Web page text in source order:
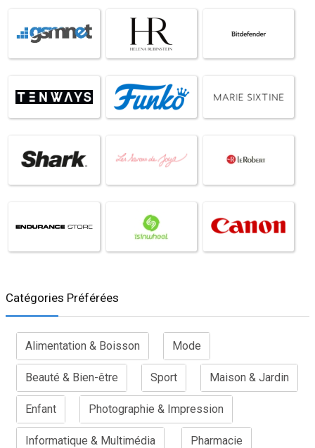
Catégories Préférées
Alimentation & Boisson Mode
Beauté & Bien-être Sport Maison & Jardin
Enfant Photographie & Impression
Informatique & Multimédia Pharmacie